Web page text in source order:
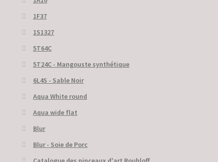
1F37
1S1327
5T64C
5Т24С - Mangouste synthétique
6L4S - Sable Noir
Aqua White round
Aqua wide flat
Blur
Blur - Soie de Porc